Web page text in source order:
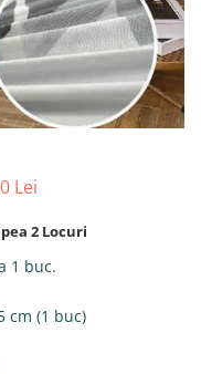
Lei
2 Locuri
1 buc.
cm (1 buc)